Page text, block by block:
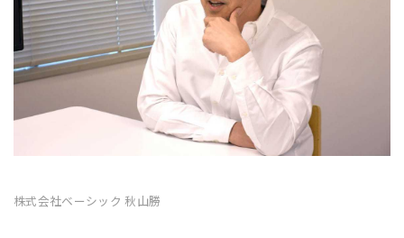
株式会社ベーシック 秋山勝